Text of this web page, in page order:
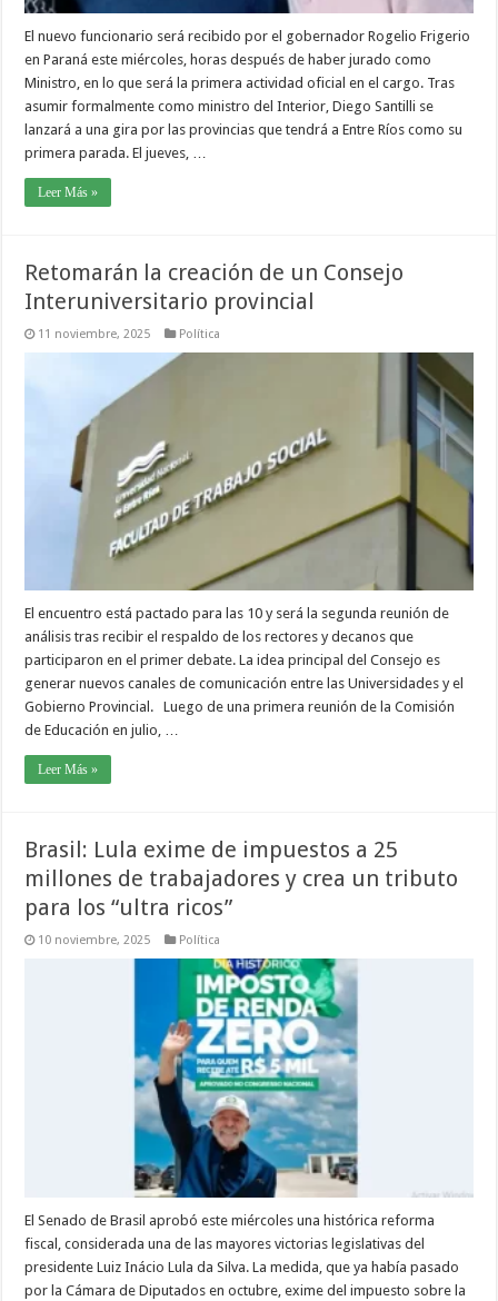
El nuevo funcionario será recibido por el gobernador Rogelio Frigerio
en Paraná este miércoles, horas después de haber jurado como
Ministro, en lo que será la primera actividad oficial en el cargo. Tras
asumir formalmente como ministro del Interior, Diego Santilli se
lanzará a una gira por las provincias que tendrá a Entre Ríos como su
primera parada. El jueves, …
Leer Más »
Retomarán la creación de un Consejo
Interuniversitario provincial
11 noviembre, 2025 Política
El encuentro está pactado para las 10 y será la segunda reunión de
análisis tras recibir el respaldo de los rectores y decanos que
participaron en el primer debate. La idea principal del Consejo es
generar nuevos canales de comunicación entre las Universidades y el
Gobierno Provincial. Luego de una primera reunión de la Comisión
de Educación en julio, …
Leer Más »
Brasil: Lula exime de impuestos a 25
millones de trabajadores y crea un tributo
para los “ultra ricos”
10 noviembre, 2025 Política
El Senado de Brasil aprobó este miércoles una histórica reforma
fiscal, considerada una de las mayores victorias legislativas del
presidente Luiz Inácio Lula da Silva. La medida, que ya había pasado
por la Cámara de Diputados en octubre, exime del impuesto sobre la